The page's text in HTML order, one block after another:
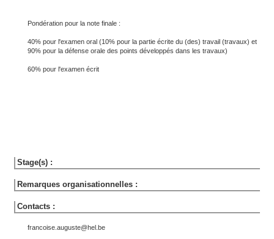
Pondération pour la note finale :
40% pour l'examen oral (10% pour la partie écrite du (des) travail (travaux) et
90% pour la défense orale des points développés dans les travaux)
60% pour l'examen écrit
Stage(s) :
Remarques organisationnelles :
Contacts :
francoise.auguste@hel.be